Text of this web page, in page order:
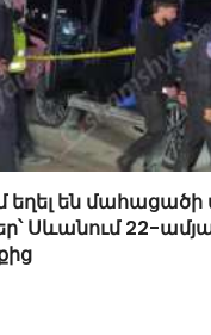
եղել են
Սևանում 22-ամյա